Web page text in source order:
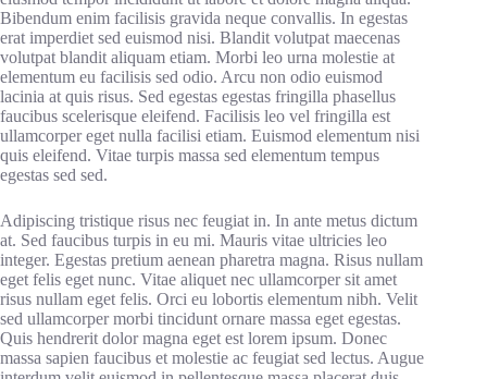
Bibendum enim facilisis gravida neque convallis. In egestas
erat imperdiet sed euismod nisi. Blandit volutpat maecenas
volutpat blandit aliquam etiam. Morbi leo urna molestie at
elementum eu facilisis sed odio. Arcu non odio euismod
lacinia at quis risus. Sed egestas egestas fringilla phasellus
faucibus scelerisque eleifend. Facilisis leo vel fringilla est
ullamcorper eget nulla facilisi etiam. Euismod elementum nisi
quis eleifend. Vitae turpis massa sed elementum tempus
egestas sed sed.
Adipiscing tristique risus nec feugiat in. In ante metus dictum
at. Sed faucibus turpis in eu mi. Mauris vitae ultricies leo
integer. Egestas pretium aenean pharetra magna. Risus nullam
eget felis eget nunc. Vitae aliquet nec ullamcorper sit amet
risus nullam eget felis. Orci eu lobortis elementum nibh. Velit
sed ullamcorper morbi tincidunt ornare massa eget egestas.
Quis hendrerit dolor magna eget est lorem ipsum. Donec
massa sapien faucibus et molestie ac feugiat sed lectus. Augue